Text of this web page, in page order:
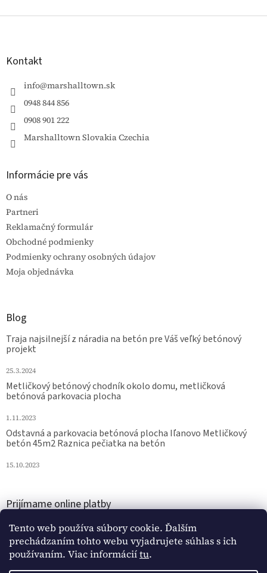
Tento web používa súbory cookie. Ďalším
prechádzaním tohto webu vyjadrujete súhlas s ich
používaním. Viac informáciítu.
Z
Kontakt
info@marshalltown.sk
0948 844 856
0908 901 222
Marshalltown Slovakia Czechia
Informácie pre vás
O nás
Partneri
Reklamačný formulár
Obchodné podmienky
Podmienky ochrany osobných údajov
Moja objednávka
Blog
Traja najsilnejší z náradia na betón pre Váš veľký betónový
projekt
25.3.2024
Metličkový betónový chodník okolo domu, metličková
betónová parkovacia plocha
1.11.2023
Odstavná a parkovacia betónová plocha Iľanovo Metličkový
betón 45m2 Raznica pečiatka na betón
15.10.2023
Prijímame online platby